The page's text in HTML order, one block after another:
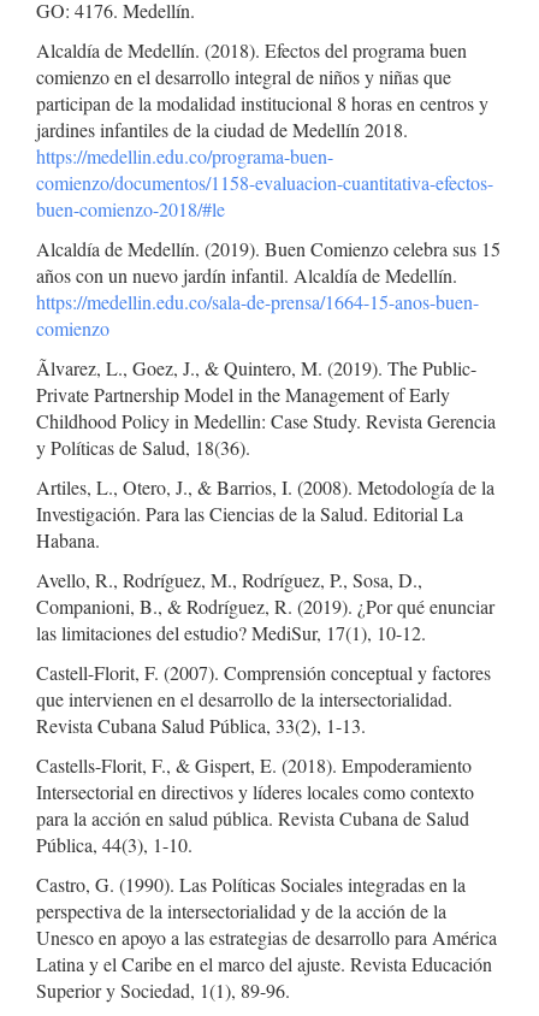
GO: 4176. Medellín.
Alcaldía de Medellín. (2018). Efectos del programa buen
comienzo en el desarrollo integral de niños y niñas que
participan de la modalidad institucional 8 horas en centros y
jardines infantiles de la ciudad de Medellín 2018.
https://medellin.edu.co/programa-buen-
comienzo/documentos/1158-evaluacion-cuantitativa-efectos-
buen-comienzo-2018/#le
Alcaldía de Medellín. (2019). Buen Comienzo celebra sus 15
años con un nuevo jardín infantil. Alcaldía de Medellín.
https://medellin.edu.co/sala-de-prensa/1664-15-anos-buen-
comienzo
Ãlvarez, L., Goez, J., & Quintero, M. (2019). The Public-
Private Partnership Model in the Management of Early
Childhood Policy in Medellin: Case Study. Revista Gerencia
y Políticas de Salud, 18(36).
Artiles, L., Otero, J., & Barrios, I. (2008). Metodología de la
Investigación. Para las Ciencias de la Salud. Editorial La
Habana.
Avello, R., Rodríguez, M., Rodríguez, P., Sosa, D.,
Companioni, B., & Rodríguez, R. (2019). ¿Por qué enunciar
las limitaciones del estudio? MediSur, 17(1), 10-12.
Castell-Florit, F. (2007). Comprensión conceptual y factores
que intervienen en el desarrollo de la intersectorialidad.
Revista Cubana Salud Pública, 33(2), 1-13.
Castells-Florit, F., & Gispert, E. (2018). Empoderamiento
Intersectorial en directivos y líderes locales como contexto
para la acción en salud pública. Revista Cubana de Salud
Pública, 44(3), 1-10.
Castro, G. (1990). Las Políticas Sociales integradas en la
perspectiva de la intersectorialidad y de la acción de la
Unesco en apoyo a las estrategias de desarrollo para América
Latina y el Caribe en el marco del ajuste. Revista Educación
Superior y Sociedad, 1(1), 89-96.